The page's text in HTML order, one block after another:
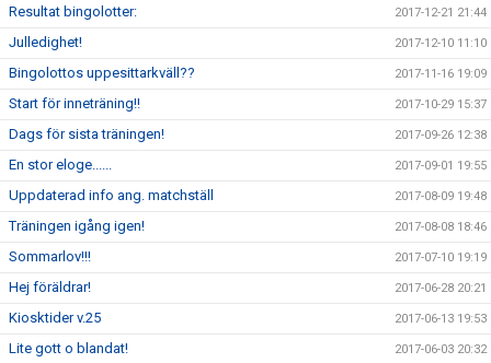
Resultat bingolotter: 2017-12-21 21:44
Julledighet! 2017-12-10 11:10
Bingolottos uppesittarkväll?? 2017-11-16 19:09
Start för inneträning!! 2017-10-29 15:37
Dags för sista träningen! 2017-09-26 12:38
En stor eloge...... 2017-09-01 19:55
Uppdaterad info ang. matchställ 2017-08-09 19:48
Träningen igång igen! 2017-08-08 18:46
Sommarlov!!! 2017-07-10 19:19
Hej föräldrar! 2017-06-28 20:21
Kiosktider v.25 2017-06-13 19:53
Lite gott o blandat! 2017-06-03 20:32